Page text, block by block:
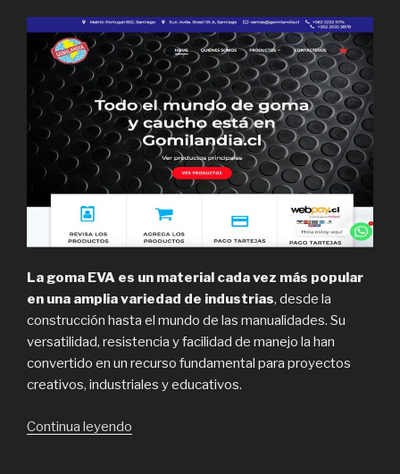
La goma EVA es un material cada vez más popular
en una amplia variedad de industrias, desde la
construcción hasta el mundo de las manualidades. Su
versatilidad, resistencia y facilidad de manejo la han
convertido en un recurso fundamental para proyectos
creativos, industriales y educativos.
Continua leyendo